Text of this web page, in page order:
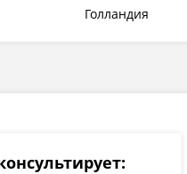
Голландия